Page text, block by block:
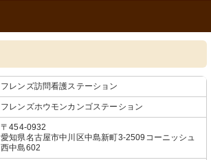
フレンズ訪問看護ステーション
フレンズホウモンカンゴステーション
〒454-0932
愛知県名古屋市中川区中島新町3-2509コーニッシュ
西中島602